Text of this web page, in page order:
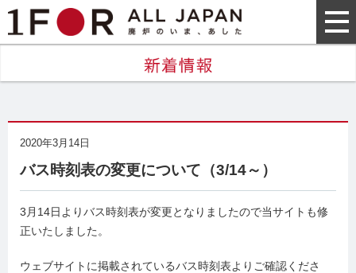
2020年3月14日
バス時刻表の変更について（3/14～）
3月14日よりバス時刻表が変更となりましたので当サイトも修
正いたしました。
ウェブサイトに掲載されているバス時刻表よりご確認くださ